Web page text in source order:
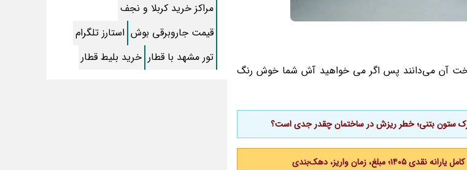
پخت آن می‌دانند پس اگر می خواهید آش شما خوش رنگ
ستون بتنی؛ خطر ریزش در ساختمان چقدر جدی است؟
نقدی ۱۴۰۵؛ مبلغ، زمان واریز، دهک‌بندی
ماه قرمز نشانه آخر دنیا در آسمان ظاهر شد !
جملات زیبا برای بهترین پدر دنیا
مراکز خرید کربلا و نجف
قیمت جاروبرقی بوش استارز تلگرام
تور مشهد با قطار خرید بلیط قطار